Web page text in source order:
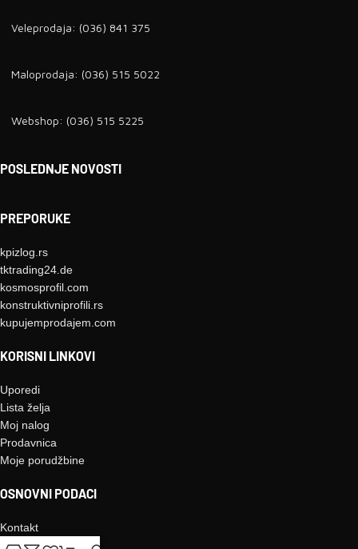
Veleprodaja: (036) 841 375
Maloprodaja: (036) 515 5022
Webshop: (036) 515 5225
POSLEDNJE NOVOSTI
PREPORUKE
kpizlog.rs
tktrading24.de
kosmosprofil.com
konstruktivniprofili.rs
kupujemprodajem.com
KORISNI LINKOVI
Uporedi
Lista želja
Moj nalog
Prodavnica
Moje porudžbine
OSNOVNI PODACI
Kontakt
O nama